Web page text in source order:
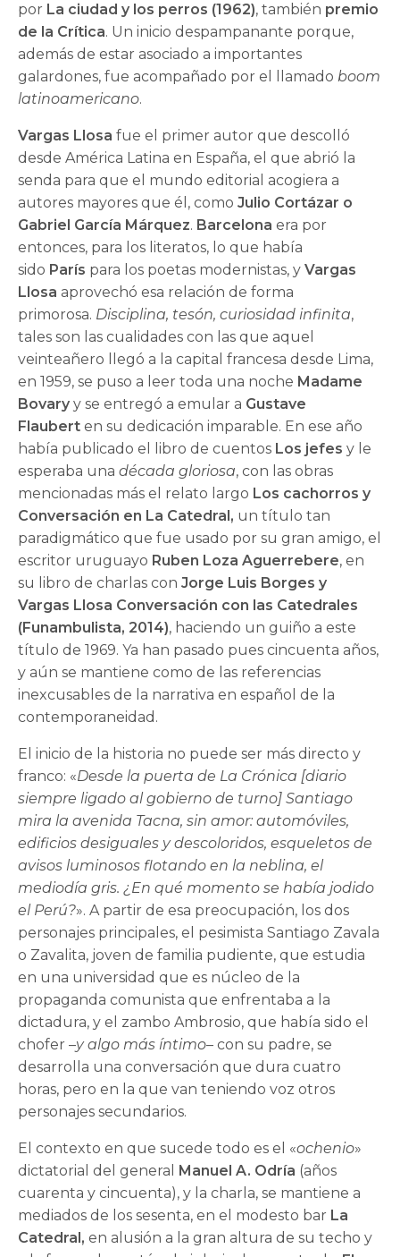
por La ciudad y los perros (1962), también premio
de la Crítica. Un inicio despampanante porque,
además de estar asociado a importantes
galardones, fue acompañado por el llamado boom
latinoamericano.
Vargas Llosa fue el primer autor que descolló
desde América Latina en España, el que abrió la
senda para que el mundo editorial acogiera a
autores mayores que él, comoJulio Cortázar o
Gabriel García Márquez. Barcelona era por
entonces, para los literatos, lo que había
sido París para los poetas modernistas, yVargas
Llosa aprovechó esa relación de forma
primorosa. Disciplina, tesón, curiosidad infinita,
tales son las cualidades con las que aquel
veinteañero llegó a la capital francesa desde Lima,
en 1959, se puso a leer toda una noche Madame
Bovary y se entregó a emular a Gustave
Flaubert en su dedicación imparable. En ese año
había publicado el libro de cuentos Los jefes y le
esperaba una década gloriosa, con las obras
mencionadas más el relato largo Los cachorros y
Conversación en La Catedral, un título tan
paradigmático que fue usado por su gran amigo, el
escritor uruguayo Ruben Loza Aguerrebere, en
su libro de charlas conJorge Luis Borges y
Vargas Llosa Conversación con las Catedrales
(Funambulista, 2014), haciendo un guiño a este
título de 1969. Ya han pasado pues cincuenta años,
y aún se mantiene como de las referencias
inexcusables de la narrativa en español de la
contemporaneidad.
El inicio de la historia no puede ser más directo y
franco: «Desde la puerta de La Crónica [diario
siempre ligado al gobierno de turno] Santiago
mira la avenida Tacna, sin amor: automóviles,
edificios desiguales y descoloridos, esqueletos de
avisos luminosos flotando en la neblina, el
mediodía gris. ¿En qué momento se había jodido
el Perú?». A partir de esa preocupación, los dos
personajes principales, el pesimista Santiago Zavala
o Zavalita, joven de familia pudiente, que estudia
en una universidad que es núcleo de la
propaganda comunista que enfrentaba a la
dictadura, y el zambo Ambrosio, que había sido el
chofer –y algo más íntimo– con su padre, se
desarrolla una conversación que dura cuatro
horas, pero en la que van teniendo voz otros
personajes secundarios.
El contexto en que sucede todo es el «ochenio»
dictatorial del general Manuel A. Odría (años
cuarenta y cincuenta), y la charla, se mantiene a
mediados de los sesenta, en el modesto bar La
Catedral, en alusión a la gran altura de su techo y